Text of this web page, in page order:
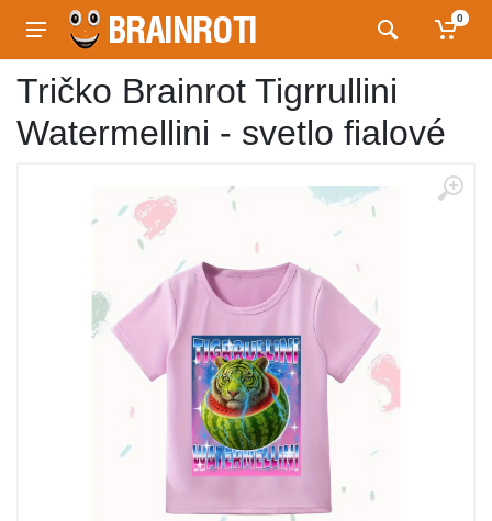
0
Tričko Brainrot Tigrrullini
Watermellini - svetlo fialové